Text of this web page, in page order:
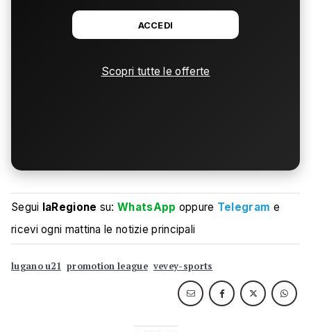
ACCEDI
Scopri tutte le offerte
Segui laRegione su:WhatsApp oppure Telegram e
ricevi ogni mattina le notizie principali
lugano u21 promotion league vevey-sports